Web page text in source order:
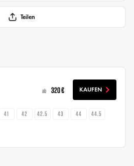
Teilen
ab 320 € KAUFEN
41 42 42.5 43 44
44.5